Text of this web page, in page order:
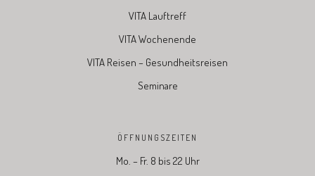
VITA Lauftreff
VITA Wochenende
VITA Reisen – Gesundheitsreisen
Seminare
ÖFFNUNGSZEITEN
Mo. – Fr. 8 bis 22 Uhr